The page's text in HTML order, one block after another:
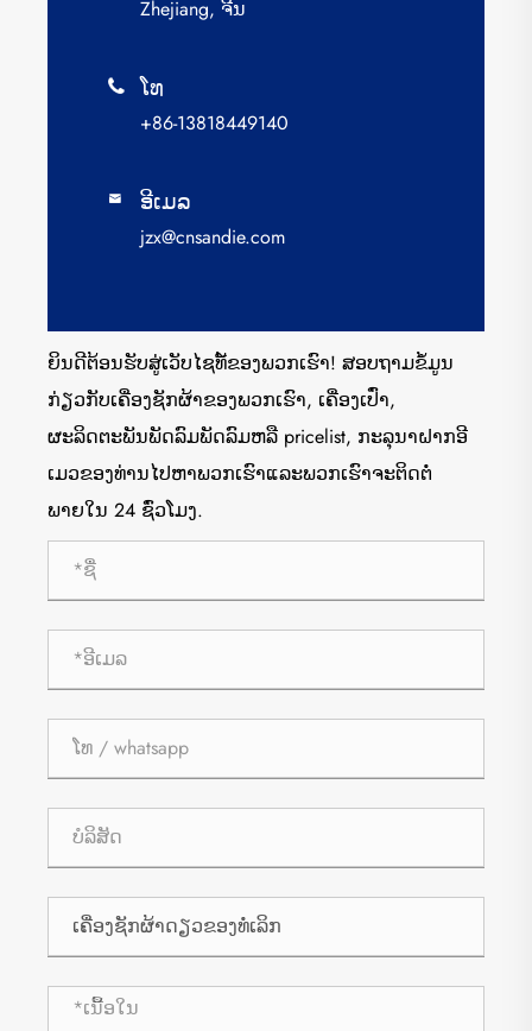
Zhejiang, ຈີນ
 ໂທ
+86-13818449140
 ອີເມລ
jzx@cnsandie.com
ຍິນດີຕ້ອນຮັບສູ່ເວັບໄຊທ໌້ຂອງພວກເຮົາ! ສອບຖາມຂໍ້ມູນ
ກ່ຽວກັບເຄື່ອງຊັກຜ້າຂອງພວກເຮົາ, ເຄື່ອງເປົ່າ,
ຜະລິດຕະພັນພັດລົມພັດລົມຫລື pricelist, ກະລຸນາຝາກອີ
ເມວຂອງທ່ານໄປຫາພວກເຮົາແລະພວກເຮົາຈະຕິດຕໍ່
ພາຍໃນ 24 ຊົ່ວໂມງ.